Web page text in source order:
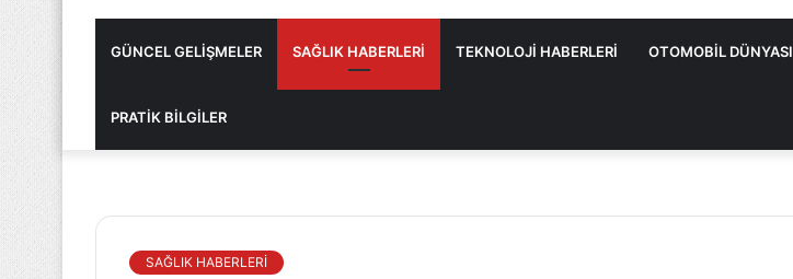
GÜNCEL GELİŞMELER SAĞLIK HABERLERİ TEKNOLOJİ HABERLERİ OTOMOBİL DÜNYASI
PRATİK BİLGİLER
SAĞLIK HABERLERİ